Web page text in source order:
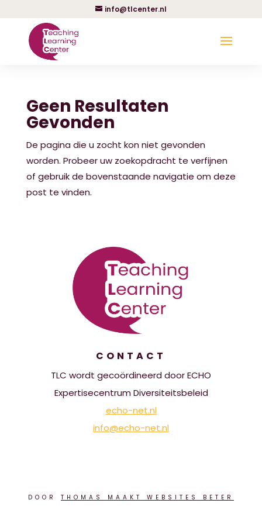
info@tlcenter.nl
Geen Resultaten
Gevonden
De pagina die u zocht kon niet gevonden
worden. Probeer uw zoekopdracht te verfijnen
of gebruik de bovenstaande navigatie om deze
post te vinden.
CONTACT
TLC wordt gecoördineerd door ECHO
Expertisecentrum Diversiteitsbeleid
echo-net.nl
info@echo-net.nl
DOOR THOMAS MAAKT WEBSITES BETER